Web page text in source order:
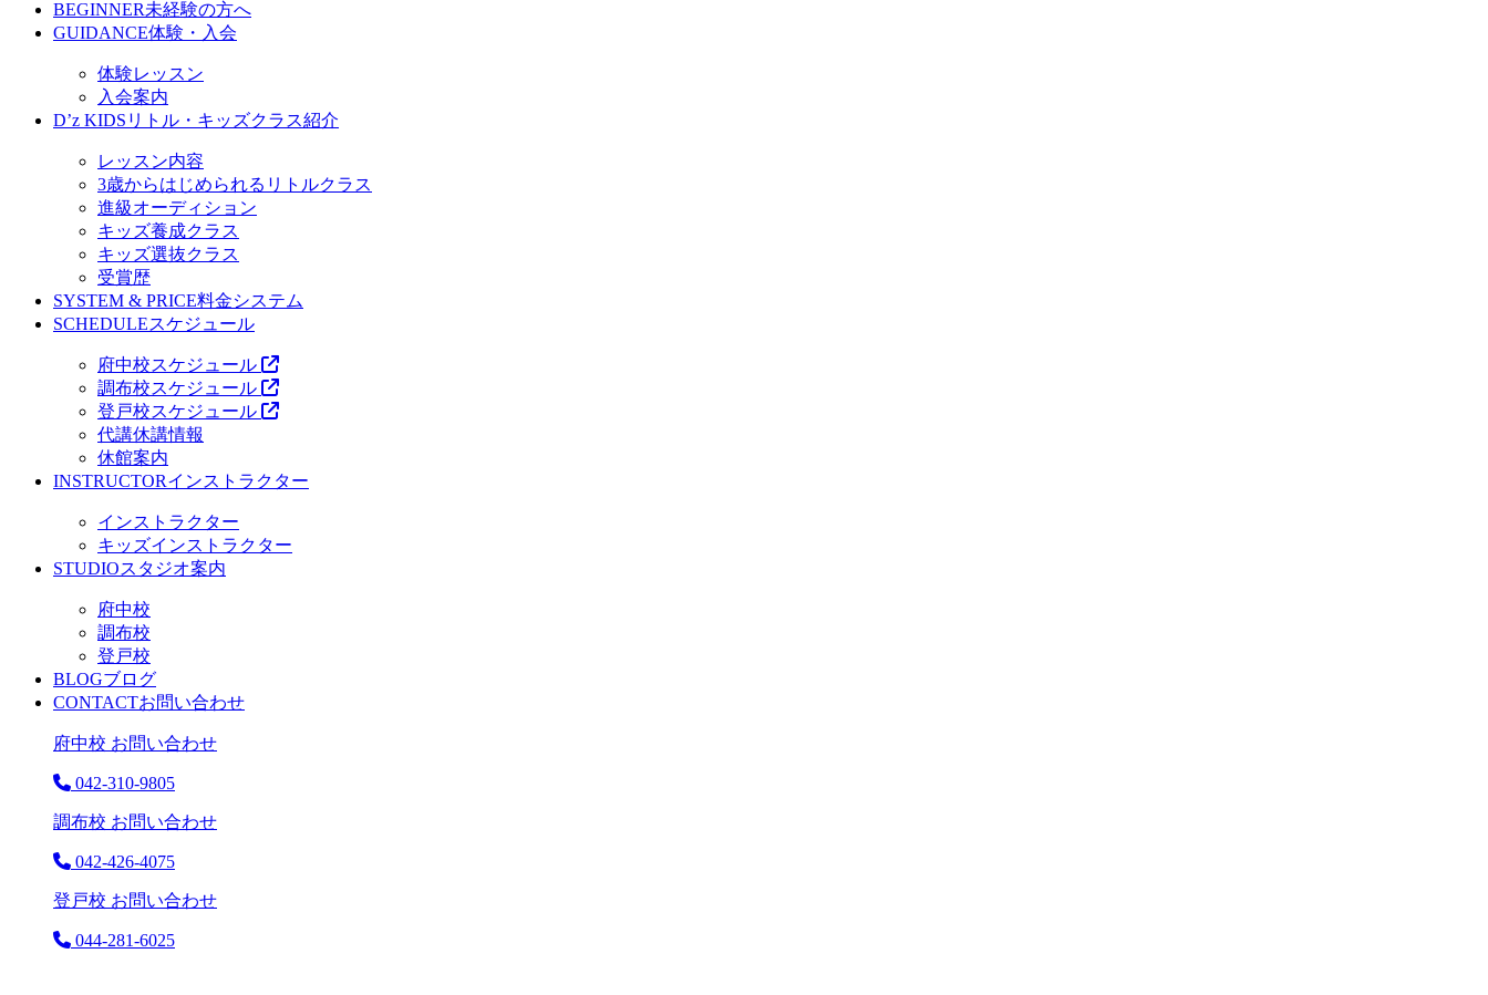
BEGINNER未経験の方へ
GUIDANCE体験・入会
体験レッスン
入会案内
D’z KIDS リトル・キッズクラス紹介
レッスン内容
3歳からはじめられるリトルクラス
進級オーディション
キッズ養成クラス
キッズ選抜クラス
受賞歴
SYSTEM & PRICE料金システム
SCHEDULEスケジュール
府中校スケジュール
調布校スケジュール
登戸校スケジュール
代講休講情報
休館案内
INSTRUCTORインストラクター
インストラクター
キッズインストラクター
STUDIOスタジオ案内
府中校
調布校
登戸校
BLOGブログ
CONTACTお問い合わせ
府中校 お問い合わせ
042-310-9805
調布校 お問い合わせ
042-426-4075
登戸校 お問い合わせ
044-281-6025